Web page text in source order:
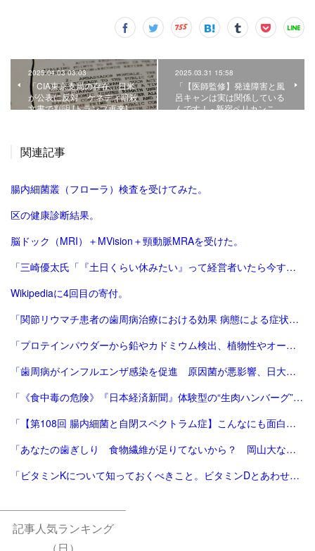
2025.04.03 03:03
「CIA東京支局の存在、日米
が公表に反対 ケネディ暗殺
文書で判明 [トランプ再来]…
2025.03.31 15:58
「【医師監修】発達障害と風
呂キャンは実は関係している
んです！ - 新宿ペリカンこ…
関連記事
腸内細菌叢（フローラ）検査を受けてみた。
区の健康診断結果。
脳ドック（MRI）＋MVision＋頸動脈MRAを受けた。
「三崎優太氏「『土日くらい休みたい』って経営者いたら今すぐ会社畳んだ方がいい」痛烈指摘に反響 - 芸能 : 日刊スポーツ」
Wikipediaに4回目の寄付。
「関節リウマチ患者の歯周病治療における効果 病態による症状改善の差異と早期治療の重要性を発表 | サンスター株式会社のプレスリリース」
「プロテインパウダーから鉛やカドミウム検出、植物性やオーガニック製品は数倍の含有量 - CNN.co.jp」
「歯周病がインフルエンザ感染を促進 原因菌が悪影響、日大チーム確認：朝日新聞」
「《食中毒の危険》『日本経済新聞』体験型の“生肉ハンバーグ”記事が「危険すぎる」無断撮影・投稿に問われる倫理観 | 週刊女性PRIME」
「【第108回 腸内細菌と自閉スペクトラム症】こんなにも面白い医学の世界 からだのトリビア教えます｜プライマリケアと救急を中心とした総合誌：レジデントノートホームページへようこそ - 羊土社」
「あなたの歯ぎしり 食物繊維が足りてないから？ 岡山大など関連研究 [岡山県]：朝日新聞」
「ビタミンKについて知っておくべきこと。ビタミンDとあわせて摂るべき理由や意識したい食品も | Vogue Japan」
記事人気ランキング
（日）